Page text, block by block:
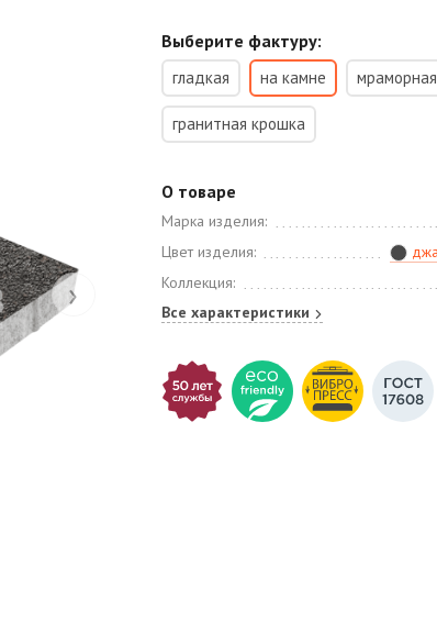
›
Выберите фактуру:
гладкая на камне
гранитная крошка
О товаре
Марка изделия:
Цвет изделия:
Коллекция:
Все характеристики